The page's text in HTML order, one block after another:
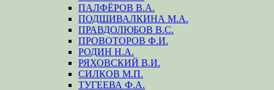
ПАЛФЁРОВ В.А.
ПОДШИВАЛКИНА М.А.
ПРАВДОЛЮБОВ В.С.
ПРОВОТОРОВ Ф.И.
РОДИН Н.А.
РЯХОВСКИЙ В.И.
СИЛКОВ М.П.
ТУГЕЕВА Ф.А.